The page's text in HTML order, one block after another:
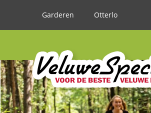
Garderen Otterlo